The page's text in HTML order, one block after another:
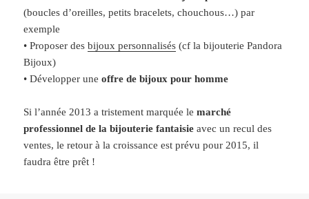
(boucles d’oreilles, petits bracelets, chouchous…) par
exemple
• Proposer desbijoux personnalisés (cf la bijouterie Pandora
Bijoux)
• Développer une offre de bijoux pour homme
Si l’année 2013 a tristement marquée lemarché
professionnel de la bijouterie fantaisieavec un recul des
ventes, le retour à la croissance est prévu pour 2015, il
faudra être prêt !